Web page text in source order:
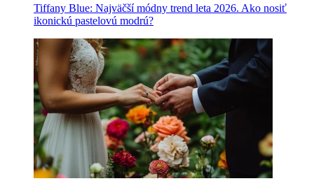
Tiffany Blue: Najväčší módny trend leta 2026. Ako nosiť
ikonickú pastelovú modrú?